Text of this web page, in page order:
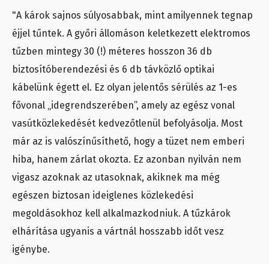
"A károk sajnos súlyosabbak, mint amilyennek tegnap
éjjel tűntek. A győri állomáson keletkezett elektromos
tűzben mintegy 30 (!) méteres hosszon 36 db
biztosítóberendezési és 6 db távközlő optikai
kábelünk égett el. Ez olyan jelentős sérülés az 1-es
fővonal „idegrendszerében”, amely az egész vonal
vasútközlekedését kedvezőtlenül befolyásolja. Most
már az is valószínűsíthető, hogy a tüzet nem emberi
hiba, hanem zárlat okozta. Ez azonban nyilván nem
vigasz azoknak az utasoknak, akiknek ma még
egészen biztosan ideiglenes közlekedési
megoldásokhoz kell alkalmazkodniuk. A tűzkárok
elhárítása ugyanis a vártnál hosszabb időt vesz
igénybe.